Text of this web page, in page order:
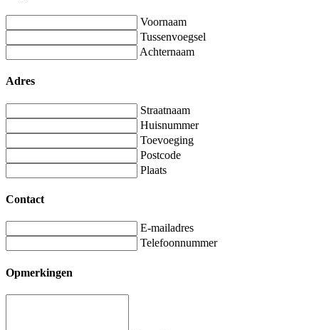
Voornaam
Tussenvoegsel
Achternaam
Adres
Straatnaam
Huisnummer
Toevoeging
Postcode
Plaats
Contact
E-mailadres
Telefoonnummer
Opmerkingen